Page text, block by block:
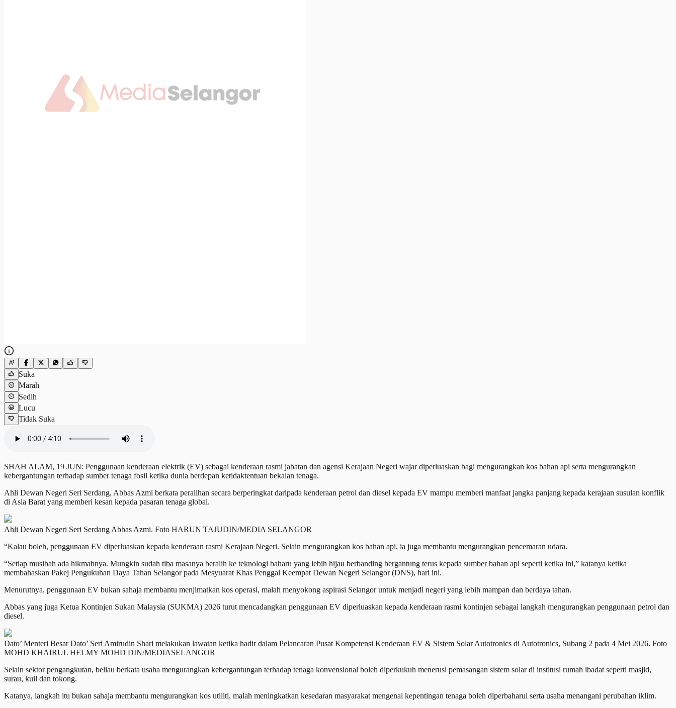
Suka
Marah
Sedih
Lucu
Tidak Suka
SHAH ALAM, 19 JUN: Penggunaan kenderaan elektrik (EV) sebagai kenderaan rasmi jabatan dan agensi Kerajaan Negeri wajar diperluaskan bagi mengurangkan kos bahan api serta mengurangkan
kebergantungan terhadap sumber tenaga fosil ketika dunia berdepan ketidaktentuan bekalan tenaga.
Ahli Dewan Negeri Seri Serdang, Abbas Azmi berkata peralihan secara berperingkat daripada kenderaan petrol dan diesel kepada EV mampu memberi manfaat jangka panjang kepada kerajaan susulan konflik
di Asia Barat yang memberi kesan kepada pasaran tenaga global.
Ahli Dewan Negeri Seri Serdang Abbas Azmi. Foto HARUN TAJUDIN/MEDIA SELANGOR
“Kalau boleh, penggunaan EV diperluaskan kepada kenderaan rasmi Kerajaan Negeri. Selain mengurangkan kos bahan api, ia juga membantu mengurangkan pencemaran udara.
“Setiap musibah ada hikmahnya. Mungkin sudah tiba masanya beralih ke teknologi baharu yang lebih hijau berbanding bergantung terus kepada sumber bahan api seperti ketika ini,” katanya ketika
membahaskan Pakej Pengukuhan Daya Tahan Selangor pada Mesyuarat Khas Penggal Keempat Dewan Negeri Selangor (DNS), hari ini.
Menurutnya, penggunaan EV bukan sahaja membantu menjimatkan kos operasi, malah menyokong aspirasi Selangor untuk menjadi negeri yang lebih mampan dan berdaya tahan.
Abbas yang juga Ketua Kontinjen Sukan Malaysia (SUKMA) 2026 turut mencadangkan penggunaan EV diperluaskan kepada kenderaan rasmi kontinjen sebagai langkah mengurangkan penggunaan petrol dan
diesel.
Dato’ Menteri Besar Dato’ Seri Amirudin Shari melakukan lawatan ketika hadir dalam Pelancaran Pusat Kompetensi Kenderaan EV & Sistem Solar Autotronics di Autotronics, Subang 2 pada 4 Mei 2026. Foto
MOHD KHAIRUL HELMY MOHD DIN/MEDIASELANGOR
Selain sektor pengangkutan, beliau berkata usaha mengurangkan kebergantungan terhadap tenaga konvensional boleh diperkukuh menerusi pemasangan sistem solar di institusi rumah ibadat seperti masjid,
surau, kuil dan tokong.
Katanya, langkah itu bukan sahaja membantu mengurangkan kos utiliti, malah meningkatkan kesedaran masyarakat mengenai kepentingan tenaga boleh diperbaharui serta usaha menangani perubahan iklim.